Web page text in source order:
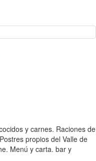
y carnes. Raciones de
propios del Valle de
Menú y carta. bar y